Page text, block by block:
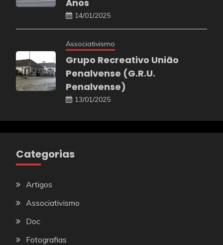
Anos
14/01/2025
Associativismo
Grupo Recreativo União
Penalvense (G.R.U.
Penalvense)
13/01/2025
Categorias
Artigos
Associativismo
Doc
Fotografias